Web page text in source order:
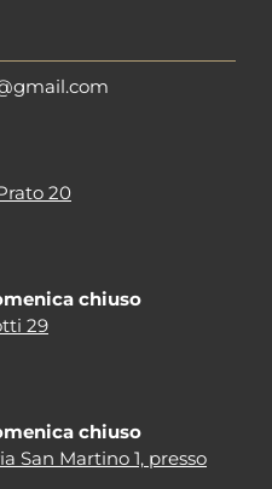
20
chiuso
29
chiuso
San Martino 1, presso